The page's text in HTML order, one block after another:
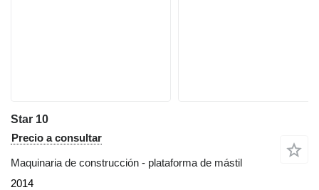
Star 10
Precio a consultar
Maquinaria de construcción - plataforma de mástil
2014